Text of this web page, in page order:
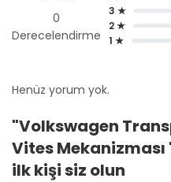
0
Derecelendirme
3 ★
2 ★
1 ★
Henüz yorum yok.
"Volkswagen
Vites
ilk kişi siz olun